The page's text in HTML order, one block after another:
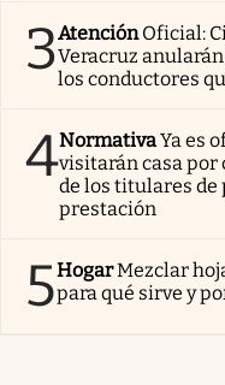
3AtenciónOficial:
Veracruz
los conductores
4NormativaYa es
visitarán casa por
de los titulares de
prestación
5HogarMezclar
para qué sirve y